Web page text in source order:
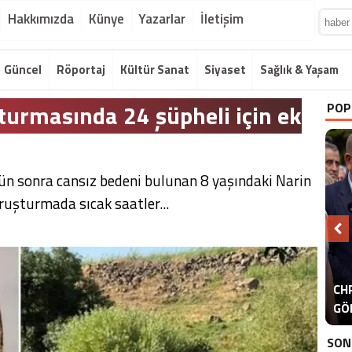
Hakkımızda Künye Yazarlar İletişim
Güncel Röportaj Kültür Sanat Siyaset Sağlık & Yaşam
24 şüpheli için ek
sonra cansız bedeni bulunan 8 yaşındaki Narin
sıcak saatler...